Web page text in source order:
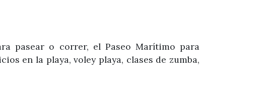
pasear o correr, el Paseo Marítimo para
en la playa, voley playa, clases de zumba,